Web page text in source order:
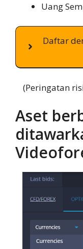
Uang
Daftar
(Peringatan
Aset